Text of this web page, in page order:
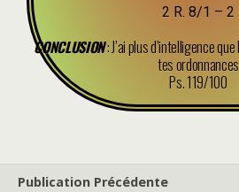
2 R. 8/1 – 2
CONCLUSION: J’ai plus d’intelligence
tes ordonnances
Ps. 119/100
Publication Précédente